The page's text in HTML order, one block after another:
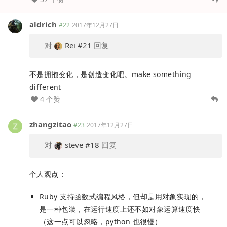
aldrich #22 2017年12月27日
对 Rei #21 回复
不是拥抱变化，是创造变化吧。make something
different
4 个赞
zhangzitao #23 2017年12月27日
对 steve #18 回复
个人观点：
Ruby 支持函数式编程风格，但却是用对象实现的，
是一种包装，在运行速度上还不如对象运算速度快
（这一点可以忽略，python 也很慢）